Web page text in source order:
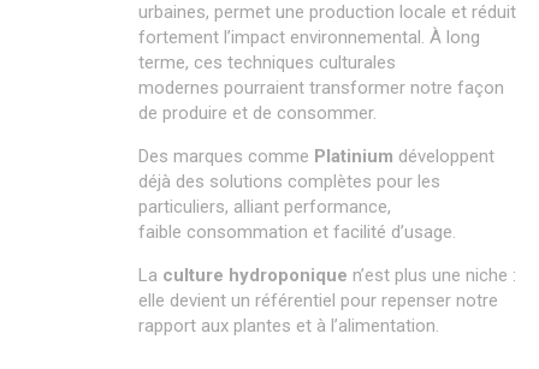
urbaines, permet une production locale et réduit
fortement l’impact environnemental. À long
terme, ces techniques culturales
modernes pourraient transformer notre façon
de produire et de consommer.
Des marques comme Platinium développent
déjà des solutions complètes pour les
particuliers, alliant performance,
faible consommation et facilité d’usage.
La culture hydroponique n’est plus une niche :
elle devient un référentiel pour repenser notre
rapport aux plantes et à l’alimentation.